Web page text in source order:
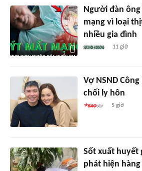
Người đàn
mạng vì loại
nhiều gia đình
11 giờ
Vợ NSND
chối ly hôn
5 giờ
Sốt xuất huyết
phát hiện